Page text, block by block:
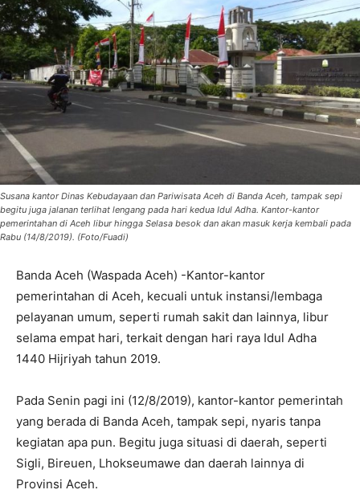
Susana kantor Dinas Kebudayaan dan Pariwisata Aceh di Banda Aceh, tampak sepi
begitu juga jalanan terlihat lengang pada hari kedua Idul Adha. Kantor-kantor
pemerintahan di Aceh libur hingga Selasa besok dan akan masuk kerja kembali pada
Rabu (14/8/2019). (Foto/Fuadi)
Banda Aceh (Waspada Aceh) -Kantor-kantor
pemerintahan di Aceh, kecuali untuk instansi/lembaga
pelayanan umum, seperti rumah sakit dan lainnya, libur
selama empat hari, terkait dengan hari raya Idul Adha
1440 Hijriyah tahun 2019.
Pada Senin pagi ini (12/8/2019), kantor-kantor pemerintah
yang berada di Banda Aceh, tampak sepi, nyaris tanpa
kegiatan apa pun. Begitu juga situasi di daerah, seperti
Sigli, Bireuen, Lhokseumawe dan daerah lainnya di
Provinsi Aceh.